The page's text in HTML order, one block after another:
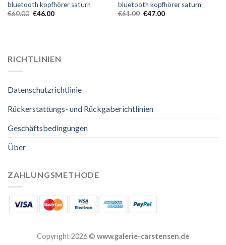
bluetooth kopfhörer saturn
€60.00 €46.00
bluetooth kopfhörer saturn
€61.00 €47.00
RICHTLINIEN
Datenschutzrichtlinie
Rückerstattungs- und Rückgaberichtlinien
Geschäftsbedingungen
Über
ZAHLUNGSMETHODE
Copyright 2026 © www.galerie-carstensen.de